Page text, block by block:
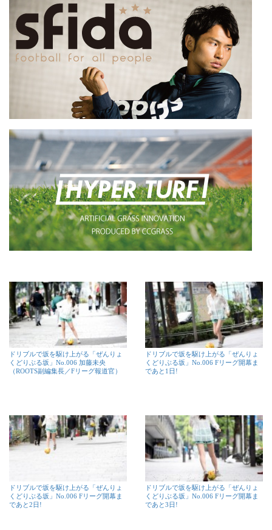
ドリブルで坂を駆け上がる「ぜんりょ
くどりぶる坂」No.006 加藤未央
（ROOTS副編集長／Fリーグ報道官）
ドリブルで坂を駆け上がる「ぜんりょ
くどりぶる坂」No.006 Fリーグ開幕ま
であと1日!
ドリブルで坂を駆け上がる「ぜんりょ
くどりぶる坂」No.006 Fリーグ開幕ま
であと2日!
ドリブルで坂を駆け上がる「ぜんりょ
くどりぶる坂」No.006 Fリーグ開幕ま
であと3日!